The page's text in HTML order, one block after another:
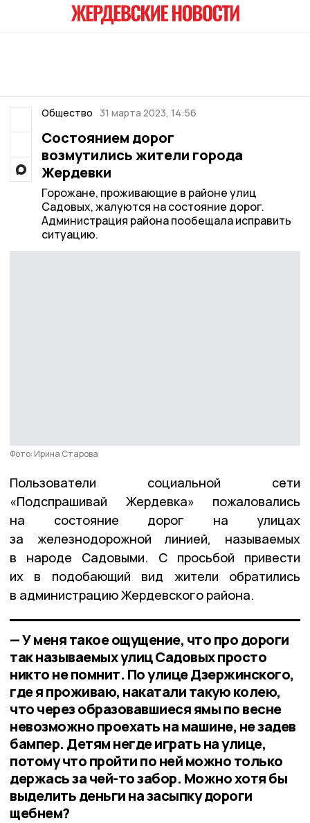
Общество 31 марта 2023, 14:56
Состоянием дорог
возмутились жители города
Жердевки
Горожане, проживающие в районе улиц
Садовых, жалуются на состояние дорог.
Администрация района пообещала исправить
ситуацию.
Фото: Ирина Старова
Пользователи социальной сети
«Подспрашивай Жердевка» пожаловались
на состояние дорог на улицах
за железнодорожной линией, называемых
в народе Садовыми. С просьбой привести
их в подобающий вид жители обратились
в администрацию Жердевского района.
— У меня такое ощущение, что про дороги
так называемых улиц Садовых просто
никто не помнит. По улице Дзержинского,
где я проживаю, накатали такую колею,
что через образовавшиеся ямы по весне
невозможно проехать на машине, не задев
бампер. Детям негде играть на улице,
потому что пройти по ней можно только
держась за чей-то забор. Можно хотя бы
выделить деньги на засыпку дороги
щебнем?